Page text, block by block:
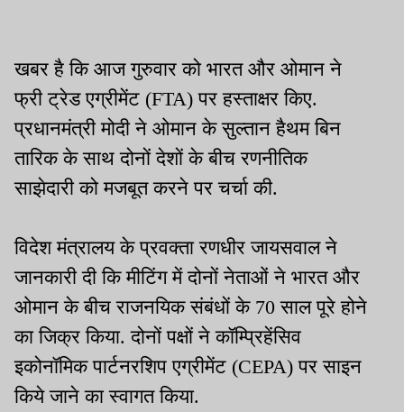
खबर है कि आज गुरुवार को भारत और ओमान ने
फ्री ट्रेड एग्रीमेंट (FTA) पर हस्ताक्षर किए.
प्रधानमंत्री मोदी ने ओमान के सुल्तान हैथम बिन
तारिक के साथ दोनों देशों के बीच रणनीतिक
साझेदारी को मजबूत करने पर चर्चा की.
विदेश मंत्रालय के प्रवक्ता रणधीर जायसवाल ने
जानकारी दी कि मीटिंग में दोनों नेताओं ने भारत और
ओमान के बीच राजनयिक संबंधों के 70 साल पूरे होने
का जिक्र किया. दोनों पक्षों ने कॉम्प्रिहेंसिव
इकोनॉमिक पार्टनरशिप एग्रीमेंट (CEPA) पर साइन
किये जाने का स्वागत किया.